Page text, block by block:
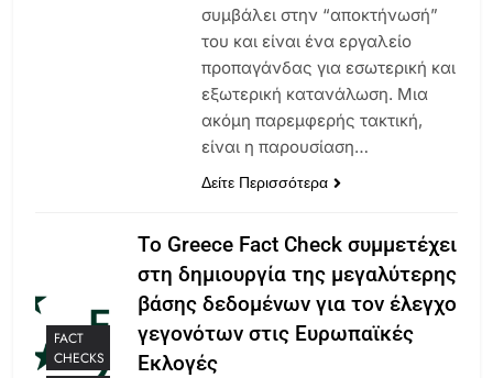
συμβάλει στην “αποκτήνωσή”
του και είναι ένα εργαλείο
προπαγάνδας για εσωτερική και
εξωτερική κατανάλωση. Μια
ακόμη παρεμφερής τακτική,
είναι η παρουσίαση…
Δείτε Περισσότερα
FACT
CHECKS
Το Greece Fact Check συμμετέχει
στη δημιουργία της μεγαλύτερης
βάσης δεδομένων για τον έλεγχο
γεγονότων στις Ευρωπαϊκές
Εκλογές